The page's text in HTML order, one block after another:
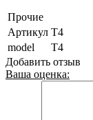
Прочие
Артикул T4
model
T4
Добавить отзыв
Ваша оценка: